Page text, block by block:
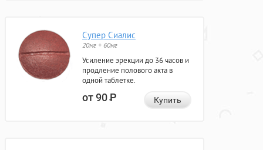
Супер Сиалис
20мг + 60мг
Усиление эрекции до 36 часов и
продление полового акта в
одной таблетке.
от 90Р Купить